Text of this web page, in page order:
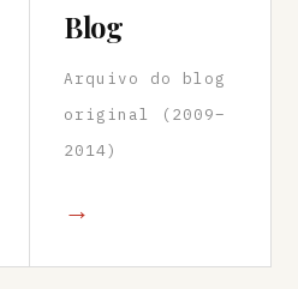
Blog
Arquivo do blog
original (2009–
2014)
→